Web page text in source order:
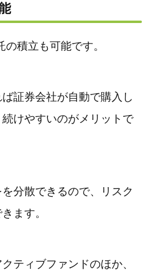
積立も可能です。
証券会社が自動で購入し
けやすいのがメリットで
分散できるので、リスク
ます。
ティブファンドのほか、